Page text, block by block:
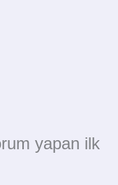
yapan ilk